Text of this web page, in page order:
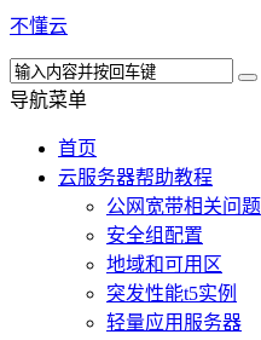
不懂云
导航菜单
首页
云服务器帮助教程
公网宽带相关问题
安全组配置
地域和可用区
突发性能t5实例
轻量应用服务器